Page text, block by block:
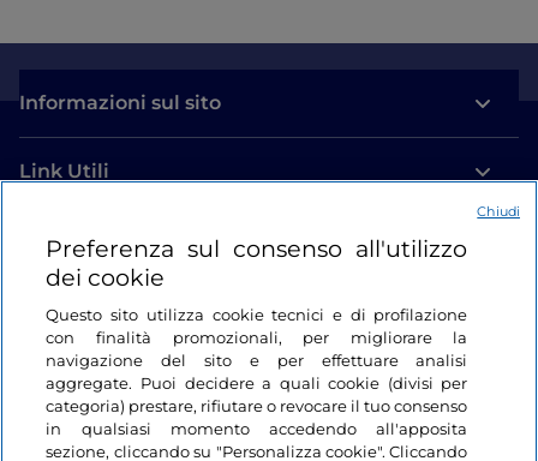
Informazioni sul sito
Link Utili
Login
Restiamo in contatto
Preferenza sul consenso all'utilizzo
dei cookie
Questo sito utilizza cookie tecnici e di profilazione
con finalità promozionali, per migliorare la
navigazione del sito e per effettuare analisi
aggregate. Puoi decidere a quali cookie (divisi per
categoria) prestare, rifiutare o revocare il tuo consenso
in qualsiasi momento accedendo all'apposita
sezione, cliccando su "Personalizza cookie". Cliccando
Chiudi